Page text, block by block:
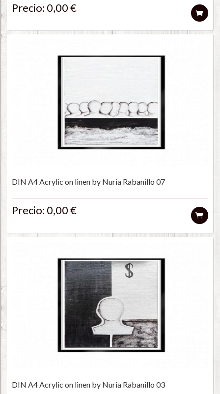
Precio: 0,00 €
DIN A4 Acrylic on linen by Nuria Rabanillo 07
Precio: 0,00 €
DIN A4 Acrylic on linen by Nuria Rabanillo 03